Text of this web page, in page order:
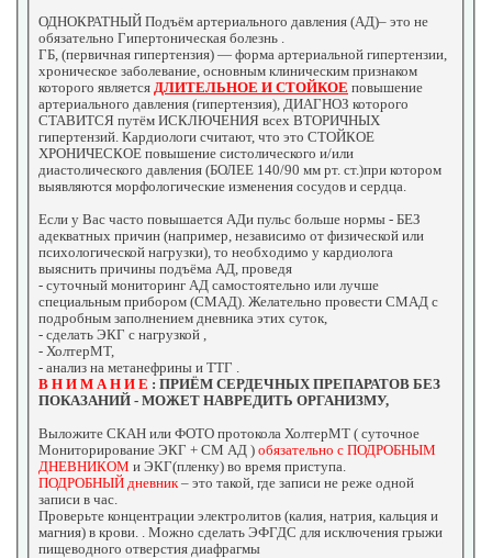
ОДНОКРАТНЫЙ Подъём артериального давления (АД)– это не
обязательно Гипертоническая болезнь .
ГБ, (первичная гипертензия) — форма артериальной гипертензии,
хроническое заболевание, основным клиническим признаком
которого является ДЛИТЕЛЬНОЕ И СТОЙКОЕ повышение
артериального давления (гипертензия), ДИАГНОЗ которого
СТАВИТСЯ путём ИСКЛЮЧЕНИЯ всех ВТОРИЧНЫХ
гипертензий. Кардиологи считают, что это СТОЙКОЕ
ХРОНИЧЕСКОЕ повышение систолического и/или
диастолического давления (БОЛЕЕ 140/90 мм рт. ст.)при котором
выявляются морфологические изменения сосудов и сердца.
Если у Вас часто повышается АДи пульс больше нормы - БЕЗ
адекватных причин (например, независимо от физической или
психологической нагрузки), то необходимо у кардиолога
выяснить причины подъёма АД, проведя
- суточный мониторинг АД самостоятельно или лучше
специальным прибором (СМАД). Желательно провести СМАД с
подробным заполнением дневника этих суток,
- сделать ЭКГ с нагрузкой ,
- ХолтерМТ,
- анализ на метанефрины и ТТГ .
В Н И М А Н И Е : ПРИЁМ СЕРДЕЧНЫХ ПРЕПАРАТОВ БЕЗ
ПОКАЗАНИЙ - МОЖЕТ НАВРЕДИТЬ ОРГАНИЗМУ,
Выложите СКАН или ФОТО протокола ХолтерМТ ( суточное
Мониторирование ЭКГ + СМ АД ) обязательно с ПОДРОБНЫМ
ДНЕВНИКОМ и ЭКГ(пленку) во время приступа.
ПОДРОБНЫЙ дневник– это такой, где записи не реже одной
записи в час.
Проверьте концентрации электролитов (калия, натрия, кальция и
магния) в крови. . Можно сделать ЭФГДС для исключения грыжи
пищеводного отверстия диафрагмы